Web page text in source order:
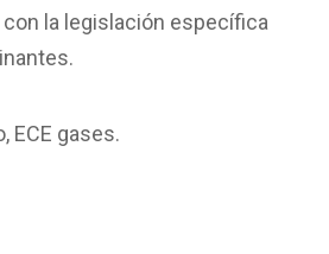
la legislación específica
ECE gases.